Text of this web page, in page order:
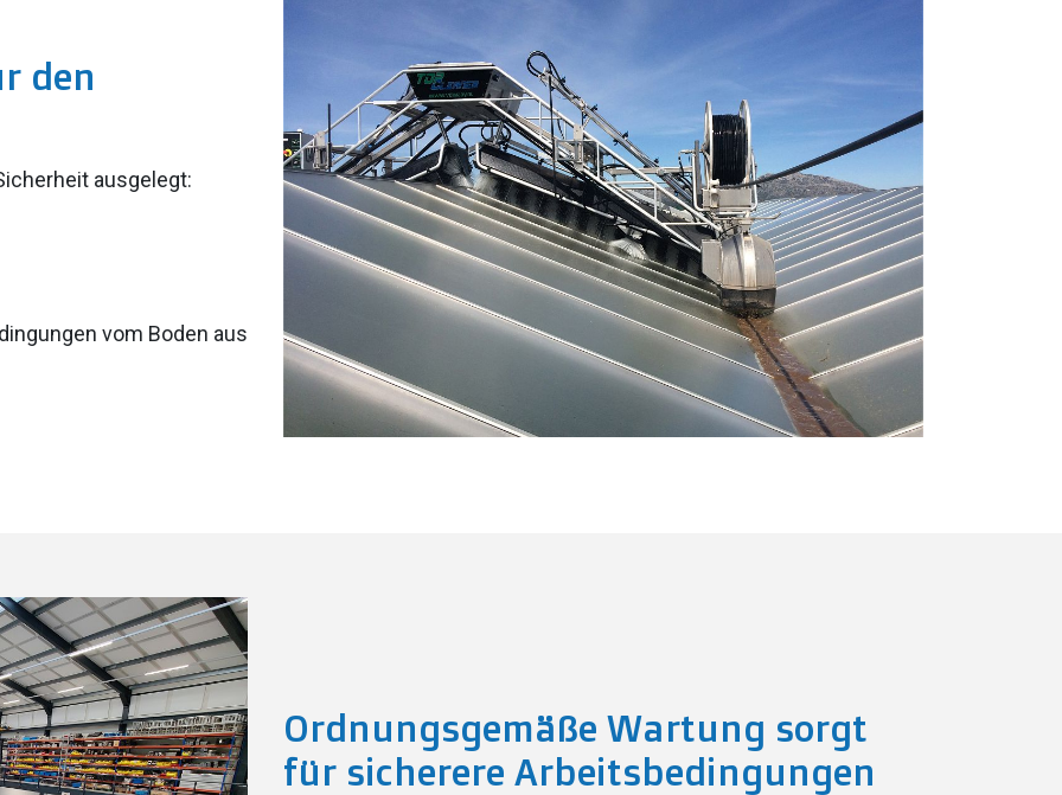
den
ausgelegt:
vom Boden aus
Ordnungsgemäße Wartung sorgt
für sicherere Arbeitsbedingungen